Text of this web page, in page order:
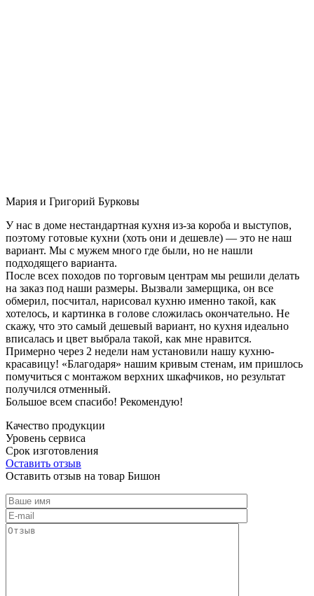
Мария и Григорий Бурковы
У нас в доме нестандартная кухня из-за короба и выступов,
поэтому готовые кухни (хоть они и дешевле) — это не наш
вариант. Мы с мужем много где были, но не нашли
подходящего варианта.
После всех походов по торговым центрам мы решили делать
на заказ под наши размеры. Вызвали замерщика, он все
обмерил, посчитал, нарисовал кухню именно такой, как
хотелось, и картинка в голове сложилась окончательно. Не
скажу, что это самый дешевый вариант, но кухня идеально
вписалась и цвет выбрала такой, как мне нравится.
Примерно через 2 недели нам установили нашу кухню-
красавицу! «Благодаря» нашим кривым стенам, им пришлось
помучиться с монтажом верхних шкафчиков, но результат
получился отменный.
Большое всем спасибо! Рекомендую!
Качество продукции
Уровень сервиса
Срок изготовления
Оставить отзыв
Оставить отзыв на товар Бишон